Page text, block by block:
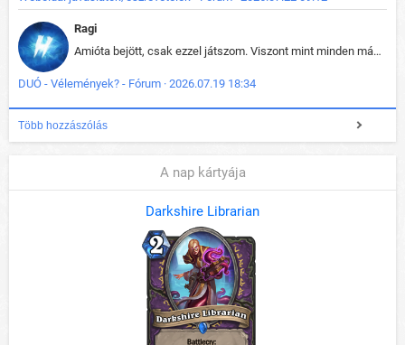
Ragi
Amióta bejött, csak ezzel játszom. Viszont mint minden más - akár az alapjáték is, ez is baromira összetett lett. Néha már pár kör után is esélytelen az egész. Vagy irreállisan túltápol valaki, vagy lelép a partner, vagy csak hülye mint a segg. És amikor eljönne az én időm, na akkor jön el mindenki másé is. Engem jobban érdekelne, hogy ki milyen ratingen szokott játszani. Na ez lenne egy érdekes adat.
DUÓ - Vélemények? - Fórum · 2026.07.19 18:34
Több hozzászólás
A nap kártyája
Darkshire Librarian